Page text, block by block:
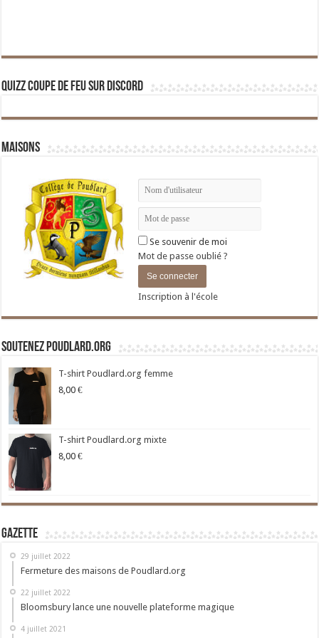
Quizz Coupe de Feu sur Discord
Maisons
Se souvenir de moi
Mot de passe oublié ?
Inscription à l'école
Soutenez Poudlard.org
T-shirt Poudlard.org femme
8,00 €
T-shirt Poudlard.org mixte
8,00 €
Gazette
29 juillet 2022
Fermeture des maisons de Poudlard.org
22 juillet 2022
Bloomsbury lance une nouvelle plateforme magique
4 juillet 2021